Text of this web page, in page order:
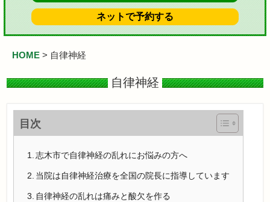
ネットで予約する
HOME > 自律神経
自律神経
目次
志木市で自律神経の乱れにお悩みの方へ
当院は自律神経治療を全国の院長に指導しています
自律神経の乱れは痛みと酸欠を作る